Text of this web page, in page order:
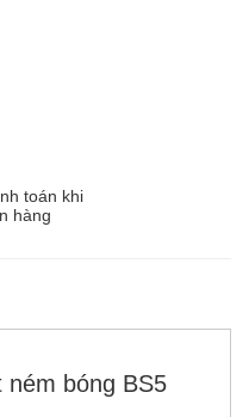
toán khi
hàng
ném bóng BS5